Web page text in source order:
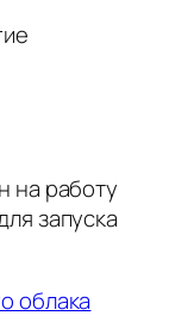
на работу
запуска
облака